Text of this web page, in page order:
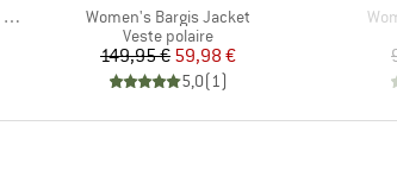
Article
Women's Bargis Jacket
Product group
Veste polaire
Prix
149,95 €Prix réduit
59,98 €
5,0(1)